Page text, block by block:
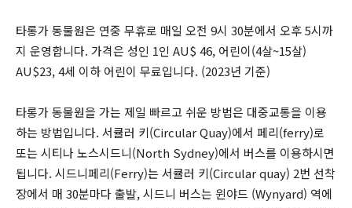
타롱가 동물원은 연중 무휴로 매일 오전 9시 30분에서 오후 5시까
지 운영합니다. 가격은 성인 1인 AU$ 46, 어린이(4살~15살)
AU$23, 4세 이하 어린이 무료입니다. (2023년 기준)
타롱가 동물원을 가는 제일 빠르고 쉬운 방법은 대중교통을 이용
하는 방법입니다. 서큘러 키(Circular Quay)에서 페리(ferry)로
또는 시티나 노스시드니(North Sydney)에서 버스를 이용하시면
됩니다. 시드니페리(Ferry)는 서큘러 키(Circular quay) 2번 선착
장에서 매 30분마다 출발, 시드니 버스는 윈야드 (Wynyard) 역에